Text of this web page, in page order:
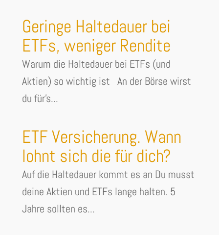
Geringe Haltedauer bei
ETFs, weniger Rendite
Warum die Haltedauer bei ETFs (und
Aktien) so wichtig ist An der Börse wirst
du für's...
ETF Versicherung. Wann
lohnt sich die für dich?
Auf die Haltedauer kommt es an Du musst
deine Aktien und ETFs lange halten. 5
Jahre sollten es...